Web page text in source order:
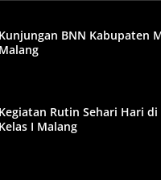
Kunjungan BNN Kabupaten
Malang
Kegiatan Rutin Sehari Hari
Kelas I Malang